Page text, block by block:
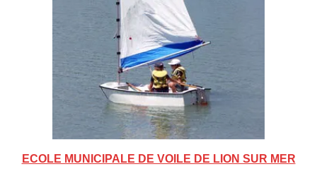
ECOLE MUNICIPALE DE VOILE DE LION SUR MER